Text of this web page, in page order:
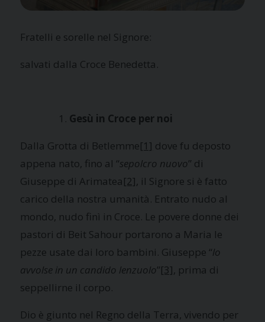
Fratelli e sorelle nel Signore:
salvati dalla Croce Benedetta.
Gesù in Croce per noi
Dalla Grotta di Betlemme[1] dove fu deposto
appena nato, fino al “sepolcro nuovo” di
Giuseppe di Arimatea[2], il Signore si è fatto
carico della nostra umanità. Entrato nudo al
mondo, nudo finì in Croce. Le povere donne dei
pastori di Beit Sahour portarono a Maria le
pezze usate dai loro bambini. Giuseppe “lo
avvolse in un candido lenzuolo”[3], prima di
seppellirne il corpo.
Dio è giunto nel Regno della Terra, vivendo per